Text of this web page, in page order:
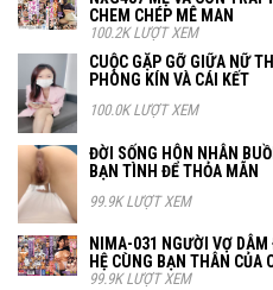
CHEM CHÉP MÊ MAN
100.2K LƯỢT XEM
CUỘC GẶP GỠ GIỮA NỮ
PHÒNG KÍN VÀ CÁI KẾT
100.0K LƯỢT XEM
ĐỜI SỐNG HÔN NHÂN
BẠN TÌNH ĐỂ THỎA MÃN
99.9K LƯỢT XEM
NIMA-031 NGƯỜI VỢ DÂM
HỆ CÙNG BẠN THÂN CỦA
99.9K LƯỢT XEM